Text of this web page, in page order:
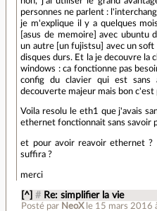
personnes ne parlent :
je m'explique il y a quelques
[asus de memoire] avec ubuntu
un autre [un fujistsu] avec un
disques durs. Et la je decouvre la
windows : ca fonctionne pas
config du clavier qui est
decouverte majeur mais bon
Voila resolu le eth1 que j'avais
ethernet fonctionnait sans savoir
et pour avoir reavoir ethernet ?
suffira ?
merci
[^] # Re: simplifier la vie
Posté par NeoX le 15 mars 2016